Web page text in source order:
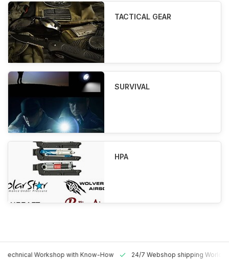
TACTICAL GEAR
SURVIVAL
HPA
Technical Workshop with Know-How 24/7 Webshop shipping